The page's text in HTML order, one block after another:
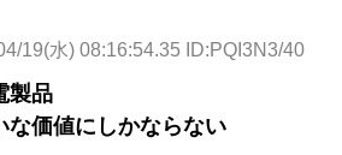
19(水) 08:16:54.35 ID:PQI3N3/40
製品
な価値にしかならない